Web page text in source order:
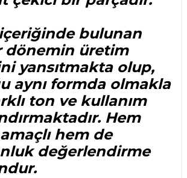
bulunan
dönemin üretim
yansıtmakta olup,
aynı formda olmakla
ton ve kullanım
Hem
hem de
değerlendirme